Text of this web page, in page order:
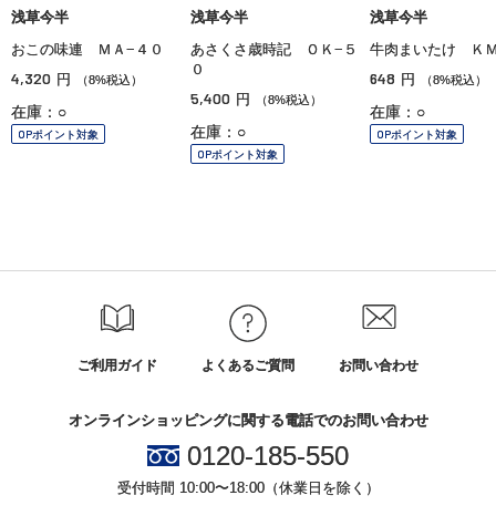
浅草今半
おこの味連 ＭＡ−４０
4,320 円 （8%税込）
在庫：○
OPポイント対象
浅草今半
あさくさ歳時記 ＯＫ−５
０
5,400 円 （8%税込）
在庫：○
OPポイント対象
浅草今半
牛肉まいたけ Ｋ
648 円 （8%税込）
在庫：○
OPポイント対象
ご利用ガイド よくあるご質問 お問い合わせ
オンラインショッピングに関する電話でのお問い合わせ
0120-185-550
受付時間 10:00〜18:00（休業日を除く）